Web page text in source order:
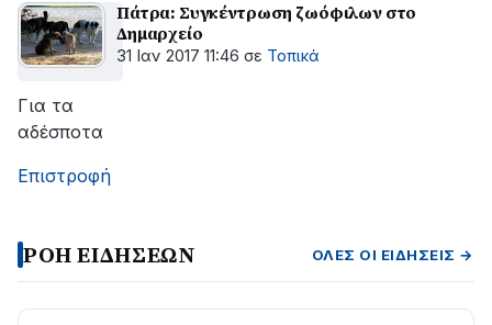
Πάτρα: Συγκέντρωση ζωόφιλων στο
Δημαρχείο
31 Ιαν 2017 11:46 σε Τοπικά
Για τα
αδέσποτα
Επιστροφή
ΡΟΗ ΕΙΔΗΣΕΩΝ ΌΛΕΣ ΟΙ ΕΙΔΉΣΕΙΣ →